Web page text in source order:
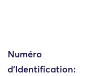
Numéro
d'Identification: